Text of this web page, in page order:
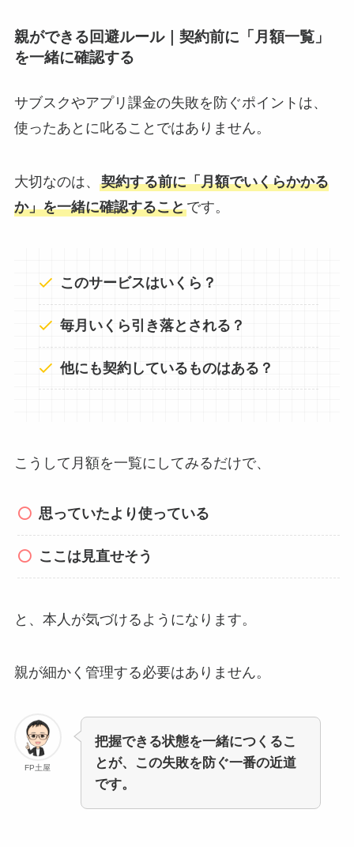
親ができる回避ルール｜契約前に「月額一覧」
を一緒に確認する
サブスクやアプリ課金の失敗を防ぐポイントは、
使ったあとに叱ることではありません。
大切なのは、 契約する前に「月額でいくらかかる
か」を一緒に確認することです。
このサービスはいくら？
毎月いくら引き落とされる？
他にも契約しているものはある？
こうして月額を一覧にしてみるだけで、
思っていたより使っている
ここは見直せそう
と、本人が気づけるようになります。
親が細かく管理する必要はありません。
FP土屋
把握できる状態を一緒につくるこ
とが、この失敗を防ぐ一番の近道
です。